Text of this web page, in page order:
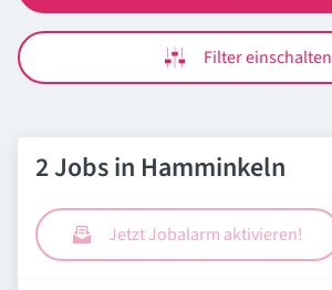
Filter einschalten
2 Jobs in Hamminkeln
Jetzt Jobalarm aktivieren!